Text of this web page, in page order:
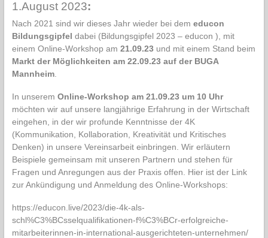
1.August 2023:
Nach 2021 sind wir dieses Jahr wieder bei dem educon
Bildungsgipfel dabei (Bildungsgipfel 2023 – educon ), mit
einem Online-Workshop am 21.09.23und mit einem Stand beim
Markt der Möglichkeiten am 22.09.23 auf der BUGA
Mannheim.
In unserem Online-Workshop am 21.09.23 um 10 Uhr
möchten wir auf unsere langjährige Erfahrung in der Wirtschaft
eingehen, in der wir profunde Kenntnisse der 4K
(Kommunikation, Kollaboration, Kreativität und Kritisches
Denken) in unsere Vereinsarbeit einbringen. Wir erläutern
Beispiele gemeinsam mit unseren Partnern und stehen für
Fragen und Anregungen aus der Praxis offen. Hier ist der Link
zur Ankündigung und Anmeldung des Online-Workshops:
https://educon.live/2023/die-4k-als-
schl%C3%BCsselqualifikationen-f%C3%BCr-erfolgreiche-
mitarbeiterinnen-in-international-ausgerichteten-unternehmen/